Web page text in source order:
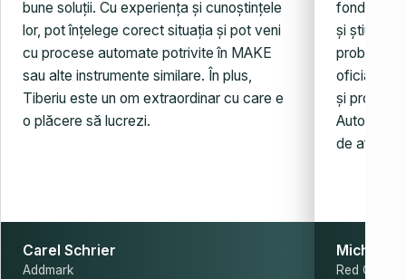
bune soluții. Cu experiența și cunoștințele
lor, pot înțelege corect situația și pot veni
cu procese automate potrivite în MAKE
sau alte instrumente similare. În plus,
Tiberiu este un om extraordinar cu care e
o plăcere să lucrezi.
Carel Schrier
Addmark
și știu ce
probleme,
oficială
și
de afaceri.
Michaela
Red Club